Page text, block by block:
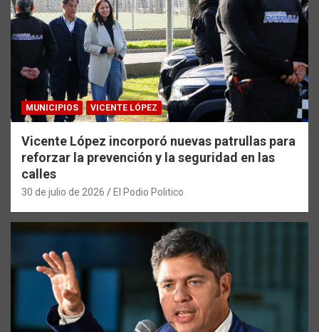
MUNICIPIOS VICENTE LÓPEZ
Vicente López incorporó nuevas patrullas para
reforzar la prevención y la seguridad en las
calles
30 de julio de 2026 El Podio Politico